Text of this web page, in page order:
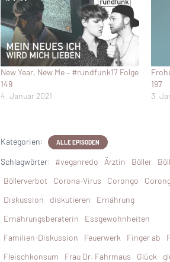
New Year, New Me – #rundfunk17 Folge
149
4. Januar 2021
197
3.
Kategorien: ALLE EPISODEN
Schlagwörter: #veganredo Ärztin Böller
Böllerverbot
Corona-Virus Corongo
Diskussion
diskutieren
Ernährung
Ernährungsberaterin
Essgewohnheiten
Familien-Diskussion
Feuerwerk Finger ab
Fleischkonsum
Frau Dr. Fahrmaus Glück